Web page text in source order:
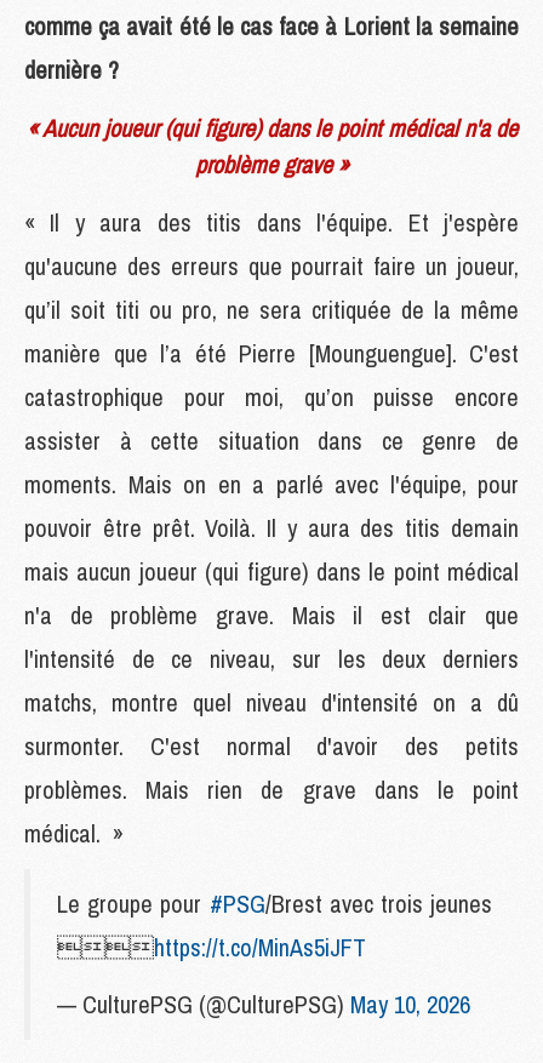
comme ça avait été le cas face à Lorient la semaine
dernière ?
« Aucun joueur (qui figure) dans le point médical n'a de
problème grave »
« Il y aura des titis dans l'équipe. Et j'espère
qu'aucune des erreurs que pourrait faire un joueur,
qu’il soit titi ou pro, ne sera critiquée de la même
manière que l’a été Pierre [Mounguengue]. C'est
catastrophique pour moi, qu’on puisse encore
assister à cette situation dans ce genre de
moments. Mais on en a parlé avec l'équipe, pour
pouvoir être prêt. Voilà. Il y aura des titis demain
mais aucun joueur (qui figure) dans le point médical
n'a de problème grave. Mais il est clair que
l'intensité de ce niveau, sur les deux derniers
matchs, montre quel niveau d'intensité on a dû
surmonter. C'est normal d'avoir des petits
problèmes. Mais rien de grave dans le point
médical. »
Le groupe pour #PSG/Brest avec trois jeunes
https://t.co/MinAs5iJFT
— CulturePSG (@CulturePSG) May 10, 2026